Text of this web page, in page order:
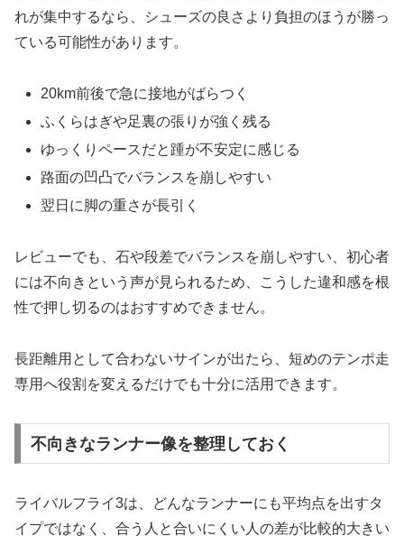
れが集中するなら、シューズの良さより負担のほうが勝っ
ている可能性があります。
20km前後で急に接地がばらつく
ふくらはぎや足裏の張りが強く残る
ゆっくりペースだと踵が不安定に感じる
路面の凹凸でバランスを崩しやすい
翌日に脚の重さが長引く
レビューでも、石や段差でバランスを崩しやすい、初心者
には不向きという声が見られるため、こうした違和感を根
性で押し切るのはおすすめできません。
長距離用として合わないサインが出たら、短めのテンポ走
専用へ役割を変えるだけでも十分に活用できます。
不向きなランナー像を整理しておく
ライバルフライ3は、どんなランナーにも平均点を出すタ
イプではなく、合う人と合いにくい人の差が比較的大きい